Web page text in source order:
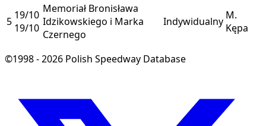
5 19/10
19/10
Memoriał Bronisława
Idzikowskiego i Marka
Czernego
Indywidualny M.
Kępa
©1998 - 2026 Polish Speedway Database